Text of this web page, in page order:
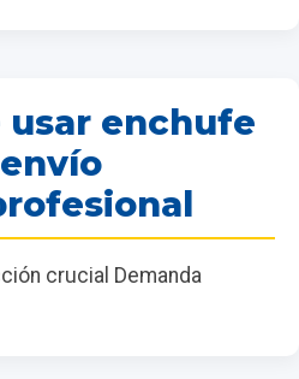
usar enchufe
crucial Demanda